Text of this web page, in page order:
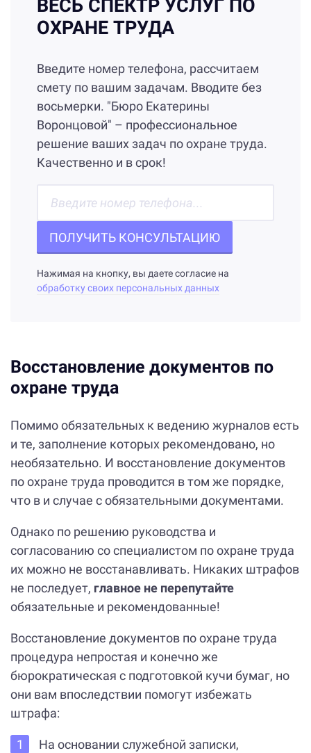
ВЕСЬ СПЕКТР УСЛУГ ПО
ОХРАНЕ ТРУДА
Введите номер телефона, рассчитаем
смету по вашим задачам. Вводите без
восьмерки. "Бюро Екатерины
Воронцовой" – профессиональное
решение ваших задач по охране труда.
Качественно и в срок!
ПОЛУЧИТЬ КОНСУЛЬТАЦИЮ
Нажимая на кнопку, вы даете согласие на
обработку своих персональных данных
Восстановление документов по
охране труда
Помимо обязательных к ведению журналов есть
и те, заполнение которых рекомендовано, но
необязательно. И восстановление документов
по охране труда проводится в том же порядке,
что в и случае с обязательными документами.
Однако по решению руководства и
согласованию со специалистом по охране труда
их можно не восстанавливать. Никаких штрафов
не последует, главное не перепутайте
обязательные и рекомендованные!
Восстановление документов по охране труда
процедура непростая и конечно же
бюрократическая с подготовкой кучи бумаг, но
они вам впоследствии помогут избежать
штрафа:
На основании служебной записки,